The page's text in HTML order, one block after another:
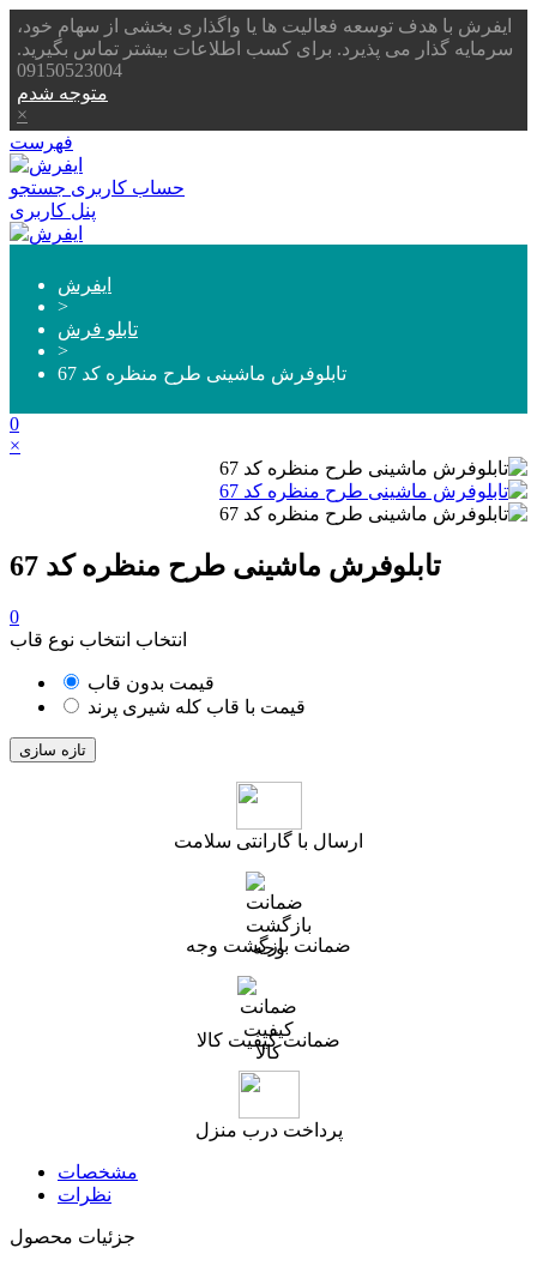
ایفرش با هدف توسعه فعالیت ها یا واگذاری بخشی از سهام خود،
سرمایه گذار می پذیرد. برای کسب اطلاعات بیشتر تماس بگیرید.
09150523004
متوجه شدم
×
فهرست
حساب کاربری جستجو
پنل کاربری
ایفرش
>
تابلو فرش
>
تابلوفرش ماشینی طرح منظره کد 67
0
×
تابلوفرش ماشینی طرح منظره کد 67
0
انتخاب انتخاب نوع قاب
قیمت بدون قاب
قیمت با قاب کله شیری پرند
ارسال با گارانتی سلامت
ضمانت بازگشت وجه
ضمانت کیفیت کالا
پرداخت درب منزل
مشخصات
نظرات
جزئیات محصول